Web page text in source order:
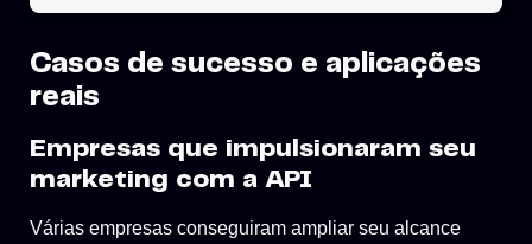
Casos de sucesso e aplicações
reais
Empresas que impulsionaram seu
marketing com a API
Várias empresas conseguiram ampliar seu alcance